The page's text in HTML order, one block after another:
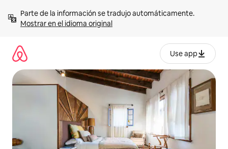
contenidoMostrar en el idioma original
Use app